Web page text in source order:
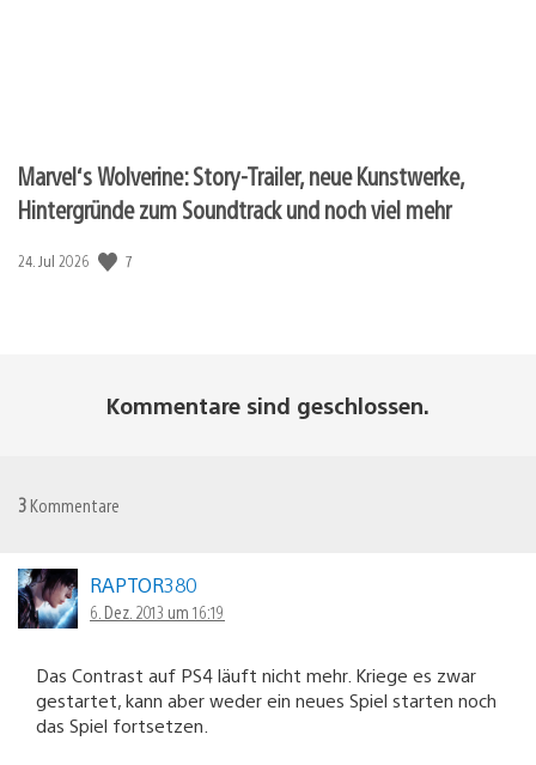
Marvel‘s Wolverine: Story-Trailer, neue Kunstwerke,
Hintergründe zum Soundtrack und noch viel mehr
Veröffentlichungsdatum:
24. Jul 2026 7
Kommentare sind geschlossen.
3 Kommentare
RAPTOR380
6. Dez. 2013 um 16:19
Das Contrast auf PS4 läuft nicht mehr. Kriege es zwar
gestartet, kann aber weder ein neues Spiel starten noch
das Spiel fortsetzen.